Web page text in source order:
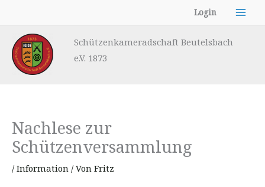
Inhalt
springen
Login
Schützenkameradschaft Beutelsbach
e.V. 1873
Nachlese zur
Schützenversammlung
/ Information / Von Fritz